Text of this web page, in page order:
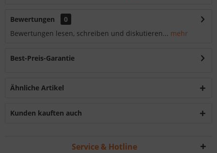
Bewertungen
0
Bewertungen lesen, schreiben und diskutieren... mehr
Best-Preis-Garantie
Ähnliche Artikel
Kunden kauften auch
Service & Hotline